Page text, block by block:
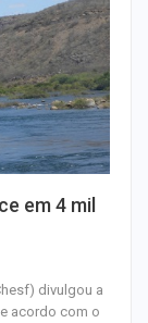
em 4 mil
divulgou a
acordo com o